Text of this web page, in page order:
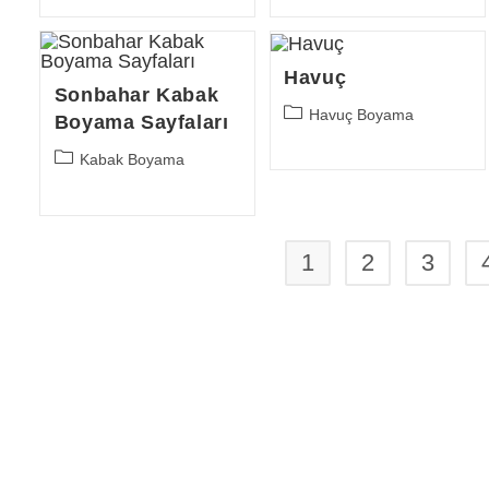
Sonbahar Kabak
Boyama Sayfaları
PostKabak Boyama
Havuç
PostHavuç Boyama
1 2 3